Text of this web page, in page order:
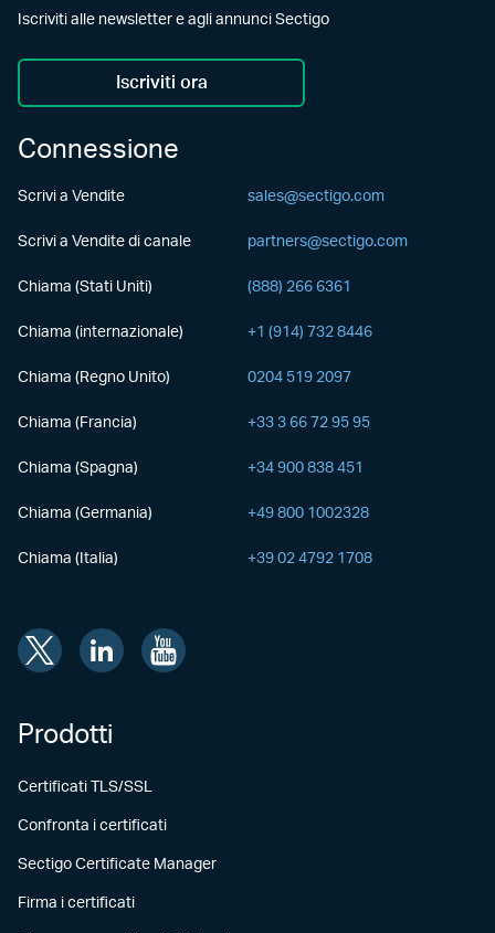
Iscriviti alle newsletter e agli annunci Sectigo
Iscriviti ora
Connessione
Scrivi a Vendite sales@sectigo.com
Scrivi a Vendite di canale partners@sectigo.com
Chiama (Stati Uniti) (888) 266 6361
Chiama (internazionale) +1 (914) 732 8446
Chiama (Regno Unito) 0204 519 2097
Chiama (Francia) +33 3 66 72 95 95
Chiama (Spagna) +34 900 838 451
Chiama (Germania) +49 800 1002328
Chiama (Italia) +39 02 4792 1708
Prodotti
Certificati TLS/SSL
Confronta i certificati
Sectigo Certificate Manager
Firma i certificati